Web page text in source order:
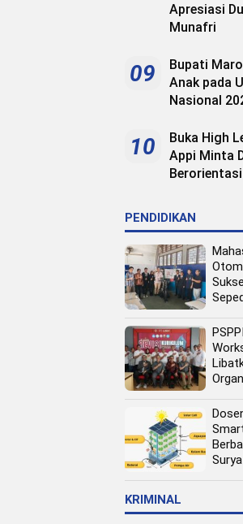
Apresiasi
Munafri
09
Bupati
Anak pada
Nasional
10
Buka High
Appi Minta
PENDIDIKAN
KRIMINAL